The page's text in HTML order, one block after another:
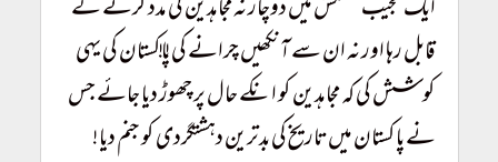
قابل رہا اور نہ ان سے آنکھیں چرانے کی!! پاکستان کی یہی
کوشش کی کہ مجاہدین کو انکے حال پر چھوڑ دیا جائے جس
نے پاکستان میں تاریخ کی بدترین دہشتگردی کو جنم دیا!